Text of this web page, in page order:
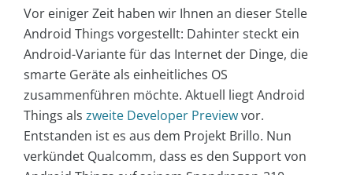
Vor einiger Zeit haben wir Ihnen an dieser Stelle
Android Things vorgestellt: Dahinter steckt ein
Android-Variante für das Internet der Dinge, die
smarte Geräte als einheitliches OS
zusammenführen möchte. Aktuell liegt Android
Things als zweite Developer Previewvor.
Entstanden ist es aus dem Projekt Brillo. Nun
verkündet Qualcomm, dass es den Support von